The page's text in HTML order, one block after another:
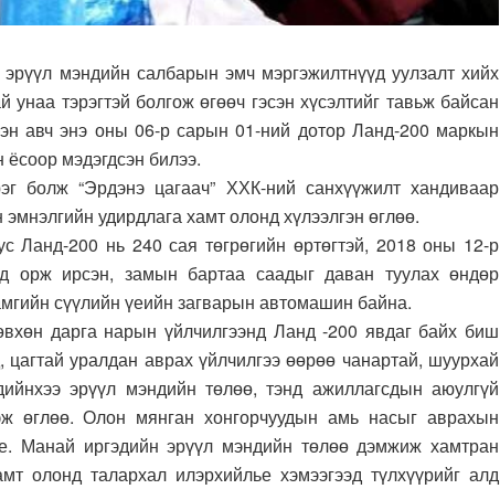
мэндийн салбарын эмч мэргэжилтнүүд уулзалт хийх
тэрэгтэй болгож өгөөч гэсэн хүсэлтийг тавьж байсан
авч энэ оны 06-р сарын 01-ний дотор Ланд-200 маркын
мэдэгдсэн билээ.
болж “Эрдэнэ цагаач” ХХК-ний санхүүжилт хандиваар
удирдлага хамт олонд хүлээлгэн өглөө.
Ланд-200 нь 240 сая төгрөгийн өртөгтэй, 2018 оны 12-р
орж ирсэн, замын бартаа саадыг даван туулах өндөр
сүүлийн үеийн загварын автомашин байна.
дарга нарын үйлчилгээнд Ланд -200 явдаг байх биш
уралдан аврах үйлчилгээ өөрөө чанартай, шуурхай
эрүүл мэндийн төлөө, тэнд ажиллагсдын аюулгүй
өглөө. Олон мянган хонгорчуудын амь насыг аврахын
Манай иргэдийн эрүүл мэндийн төлөө дэмжиж хамтран
олонд талархал илэрхийлье хэмээгээд түлхүүрийг алд